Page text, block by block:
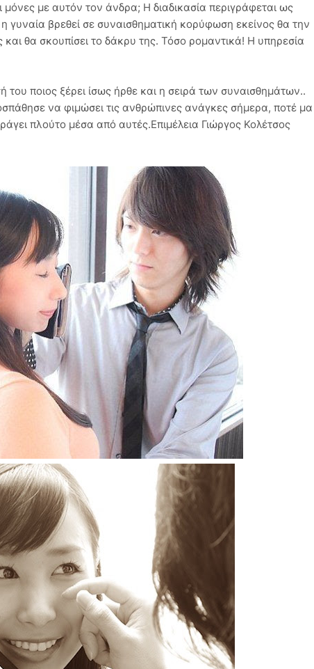
μόνες με αυτόν τον άνδρα; Η διαδικασία περιγράφεται ως
γυναία βρεθεί σε συναισθηματική κορύφωση εκείνος θα την
θα σκουπίσει το δάκρυ της. Τόσο ρομαντικά! Η υπηρεσία
του ποιος ξέρει ίσως ήρθε και η σειρά των συναισθημάτων..
να φιμώσει τις ανθρώπινες ανάγκες σήμερα, ποτέ μα
πλούτο μέσα από αυτές.Επιμέλεια Γιώργος Κολέτσος